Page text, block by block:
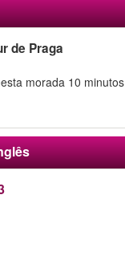
de Praga
morada 10